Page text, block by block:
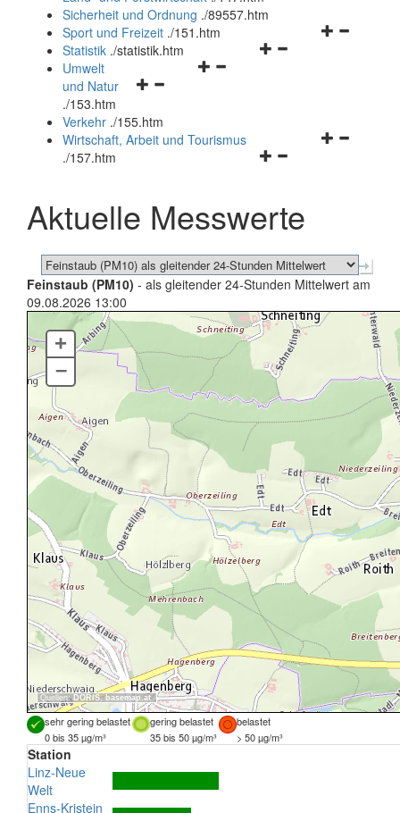
schließen
Sicherheit und Ordnung ./89557.htm
Navigationsmenü
Sport und Freizeit ./151.htm
Navigationsmenü
Statistik ./statistik.htm
Navigationsmenü
und
schließen
Umwelt
und Natur
./153.htm
Verkehr ./155.htm
Navigationsmenü
schließen
Wirtschaft, Arbeit und Tourismus
./157.htm
Aktuelle Messwerte
Feinstaub (PM10) - als gleitender 24-Stunden Mittelwert am
09.08.2026 13:00
Quellen: DORIS,basemap.at
+
–
sehr gering belastet gering belastet
belastet
0 bis 35 µg/m³
35 bis 50 µg/m³ > 50 µg/m³
Station
Linz-Neue
Welt
Enns-Kristein